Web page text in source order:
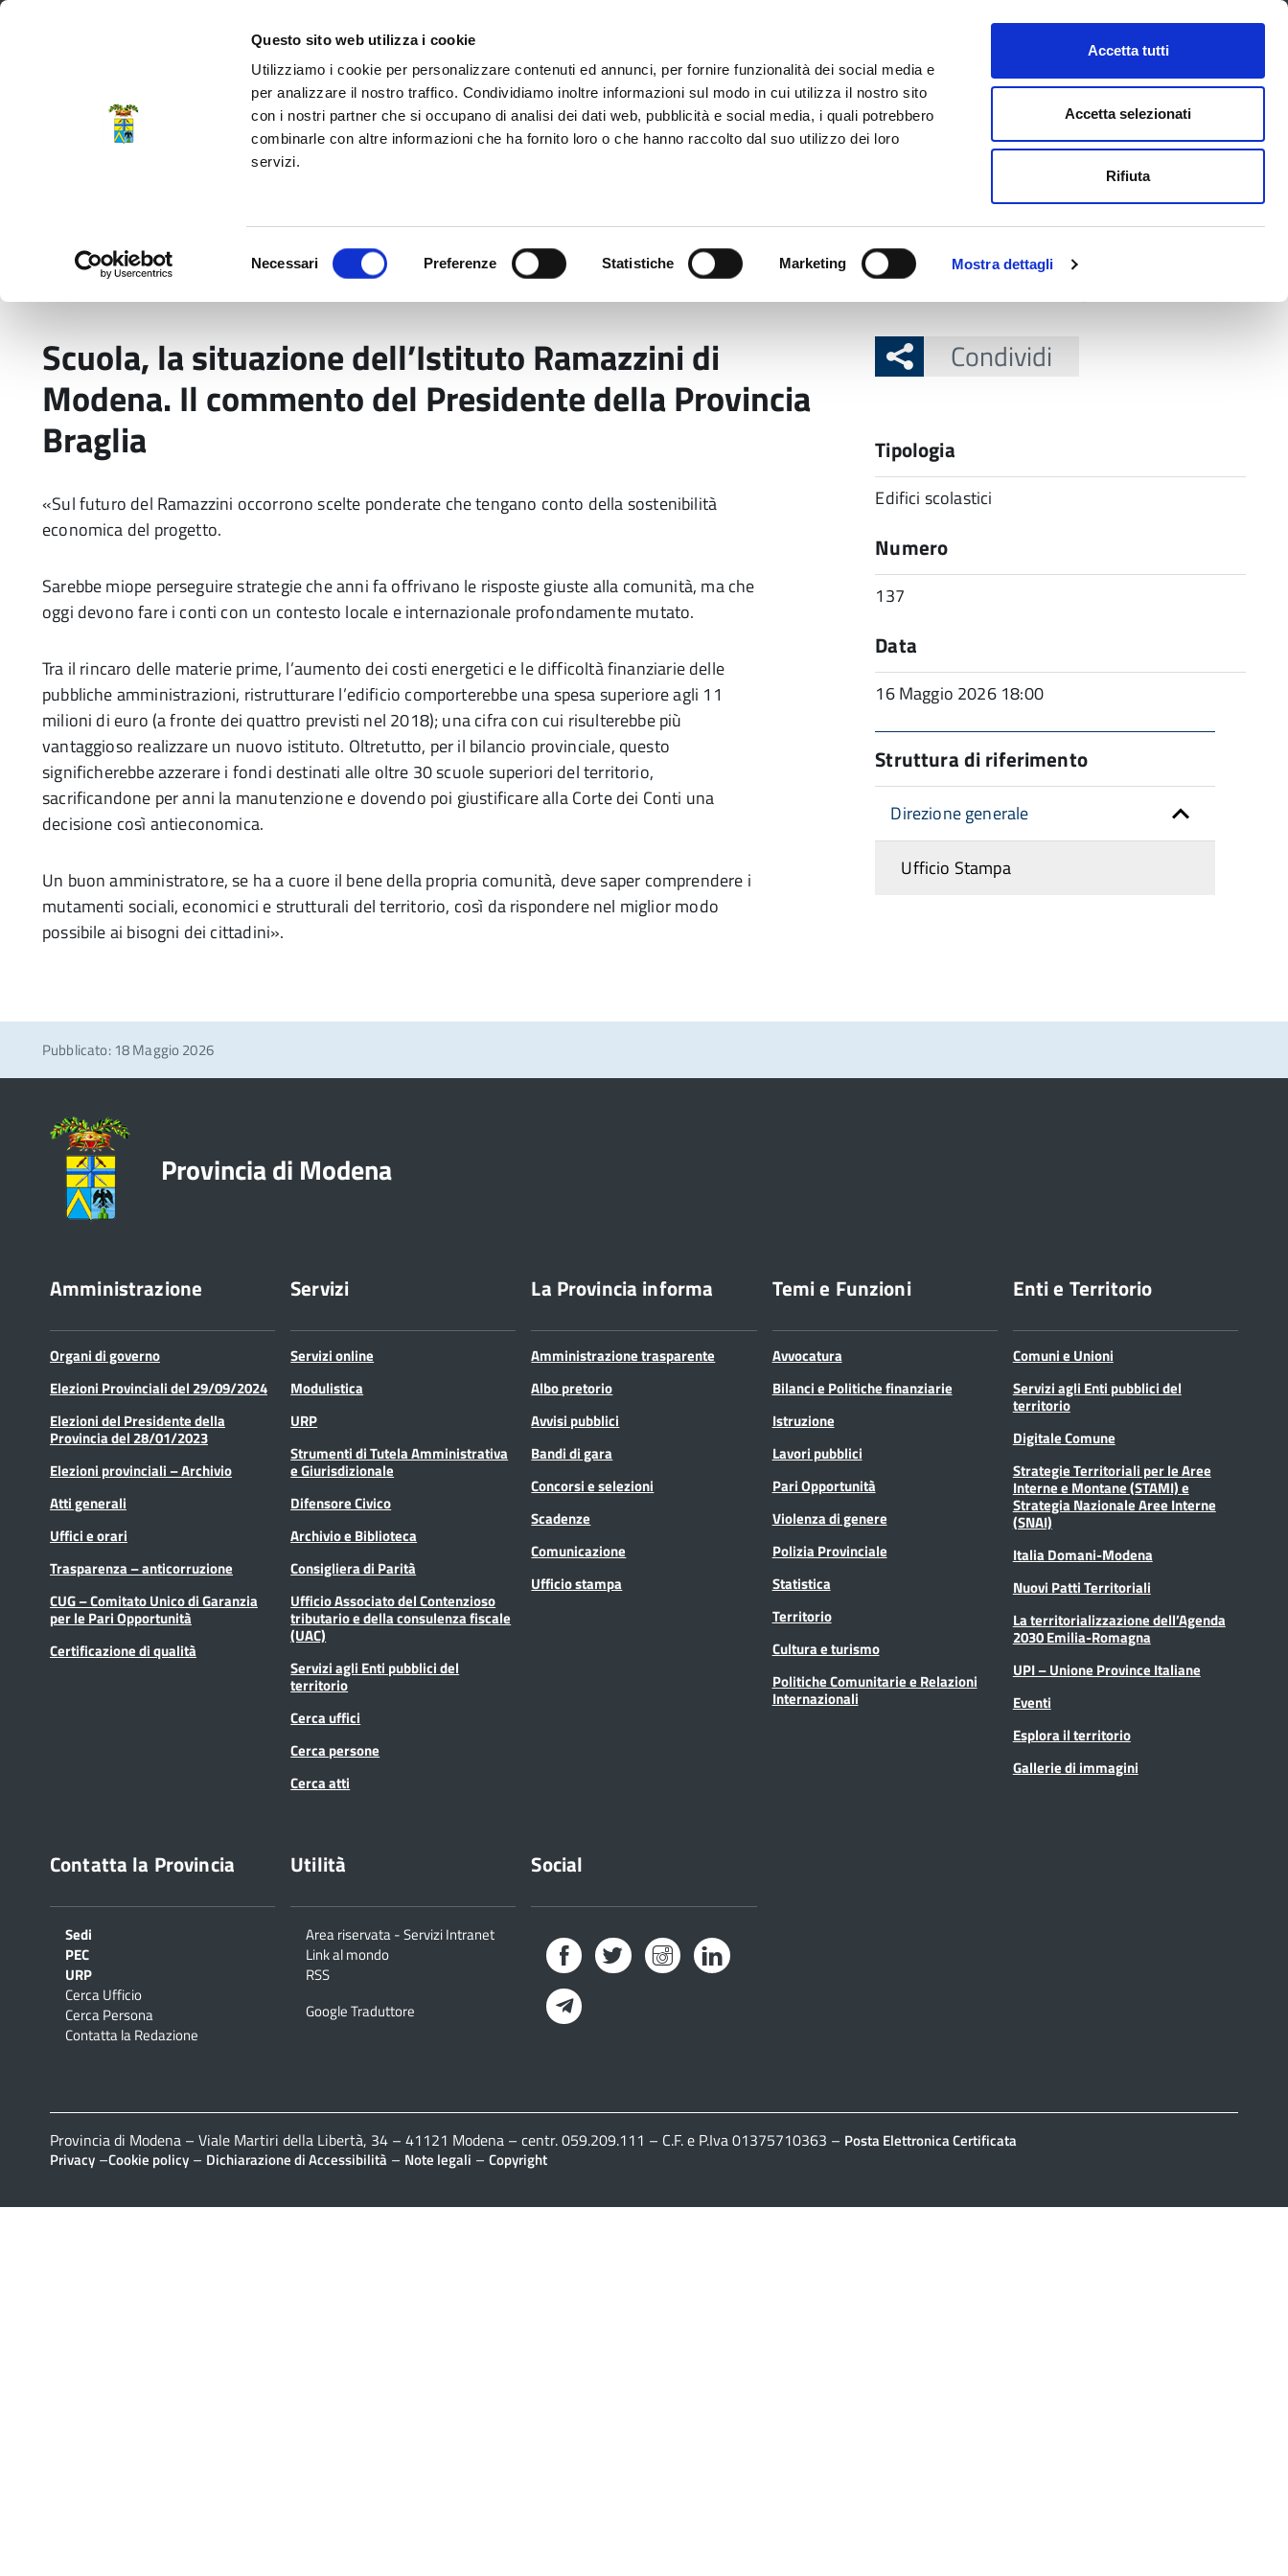
Questo sito web utilizza i cookie
Utilizziamo i cookie per personalizzare contenuti ed annunci, per fornire funzionalità dei social media e
per analizzare il nostro traffico. Condividiamo inoltre informazioni sul modo in cui utilizza il nostro sito
con i nostri partner che si occupano di analisi dei dati web, pubblicità e social media, i quali potrebbero
combinarle con altre informazioni che ha fornito loro o che hanno raccolto dal suo utilizzo dei loro
servizi.
Necessari Preferenze Statistiche Marketing Mostra dettagli
Accetta tutti
Accetta selezionati
Rifiuta
CONTATTI URP SERVIZI ONLINE
Provincia di Modena
Seguici su FacebookTwitterInstagram
LinkedIn
cerca nel sito
Scuola, la situazione dell’Istituto Ramazzini di
Modena. Il commento del Presidente della Provincia
Braglia
«Sul futuro del Ramazzini occorrono scelte ponderate che tengano conto della sostenibilità
economica del progetto.
Sarebbe miope perseguire strategie che anni fa offrivano le risposte giuste alla comunità, ma che
oggi devono fare i conti con un contesto locale e internazionale profondamente mutato.
Tra il rincaro delle materie prime, l’aumento dei costi energetici e le difficoltà finanziarie delle
pubbliche amministrazioni, ristrutturare l’edificio comporterebbe una spesa superiore agli 11
milioni di euro (a fronte dei quattro previsti nel 2018); una cifra con cui risulterebbe più
vantaggioso realizzare un nuovo istituto. Oltretutto, per il bilancio provinciale, questo
significherebbe azzerare i fondi destinati alle oltre 30 scuole superiori del territorio,
sacrificandone per anni la manutenzione e dovendo poi giustificare alla Corte dei Conti una
decisione così antieconomica.
Un buon amministratore, se ha a cuore il bene della propria comunità, deve saper comprendere i
mutamenti sociali, economici e strutturali del territorio, così da rispondere nel miglior modo
possibile ai bisogni dei cittadini».
Condividi
Tipologia
Edifici scolastici
Numero
137
Data
16 Maggio 2026 18:00
Struttura di riferimento
Direzione generale
Ufficio Stampa
Pubblicato: 18 Maggio 2026
Provincia di Modena
Amministrazione
Organi di governo
Elezioni Provinciali del 29/09/2024
Elezioni del Presidente della
Provincia del 28/01/2023
Elezioni provinciali – Archivio
Atti generali
Uffici e orari
Trasparenza – anticorruzione
CUG – Comitato Unico di Garanzia
per le Pari Opportunità
Certificazione di qualità
Servizi
Servizi online
Modulistica
URP
Strumenti di Tutela Amministrativa
e Giurisdizionale
Difensore Civico
Archivio e Biblioteca
Consigliera di Parità
Ufficio Associato del Contenzioso
tributario e della consulenza fiscale
(UAC)
Servizi agli Enti pubblici del
territorio
Cerca uffici
Cerca persone
Cerca atti
La Provincia informa
Amministrazione trasparente
Albo pretorio
Avvisi pubblici
Bandi di gara
Concorsi e selezioni
Scadenze
Comunicazione
Ufficio stampa
Temi e Funzioni
Avvocatura
Bilanci e Politiche finanziarie
Istruzione
Lavori pubblici
Pari Opportunità
Violenza di genere
Polizia Provinciale
Statistica
Territorio
Cultura e turismo
Politiche Comunitarie e Relazioni
Internazionali
Enti e Territorio
Comuni e Unioni
Servizi agli Enti pubblici del
territorio
Digitale Comune
Strategie Territoriali per le Aree
Interne e Montane (STAMI) e
Strategia Nazionale Aree Interne
(SNAI)
Italia Domani-Modena
Nuovi Patti Territoriali
La territorializzazione dell’Agenda
2030 Emilia-Romagna
UPI – Unione Province Italiane
Eventi
Esplora il territorio
Gallerie di immagini
Contatta la Provincia
Sedi
PEC
URP
Cerca Ufficio
Cerca Persona
Contatta la Redazione
Utilità
Area riservata - Servizi Intranet
Link al mondo
RSS
Google Traduttore
Social
FacebookTwitterInstagramLinkedIn
Provincia di Modena – Viale Martiri della Libertà, 34 – 41121 Modena – centr. 059.209.111 – C.F. e P.Iva 01375710363 – Posta Elettronica Certificata
Privacy –Cookie policy – Dichiarazione di Accessibilità – Note legali – Copyright